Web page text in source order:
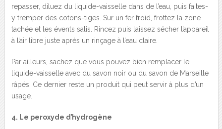
repasser, diluez du liquide-vaisselle dans de l’eau, puis faites-
y tremper des cotons-tiges. Sur un fer froid, frottez la zone
tachée et les évents salis. Rincez puis laissez sécher l’appareil
à l’air libre juste après un rinçage à l’eau claire.
Par ailleurs, sachez que vous pouvez bien remplacer le
liquide-vaisselle avec du savon noir ou du savon de Marseille
râpés. Ce dernier reste un produit qui peut servir à plus d’un
usage.
4. Le peroxyde d’hydrogène